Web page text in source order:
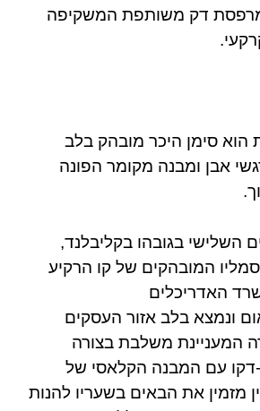
דק משותפת המשקיפה
45 הקומות הוא סימן היכר מובהק בלב
אבן ומבנה מקומר הפונה
השלישי בגובהו בקליבלנד,
המובהקים של קו הרקיע
האדריכלים
ונמצא בלב אזור העסקים
המעניינת משלבת בצורה
דקו עם המבנה הקלאסי של
מזמין את הבאים בשעריו להנות